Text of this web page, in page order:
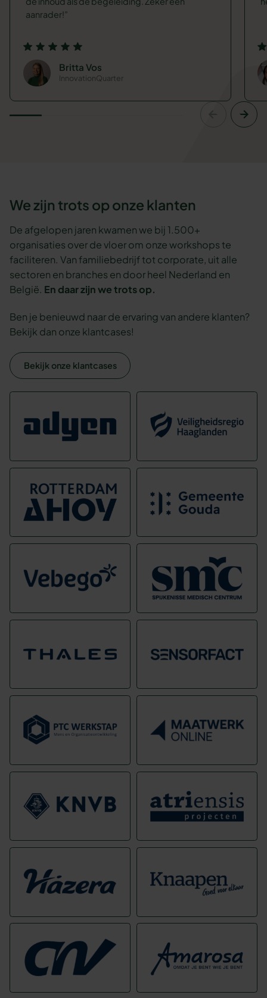
aanrader!
Britta Vos
InnovationQuarter
We zijn trots op onze klanten
De afgelopen jaren kwamen we bij 1.500+
organisaties over de vloer om onze workshops te
faciliteren. Van familiebedrijf tot corporate, uit alle
sectoren en branches en door heel Nederland en
België. En daar zijn we trots op.
Ben je benieuwd naar de ervaring van andere klanten?
Bekijk dan onze klantcases!
Bekijk onze klantcases